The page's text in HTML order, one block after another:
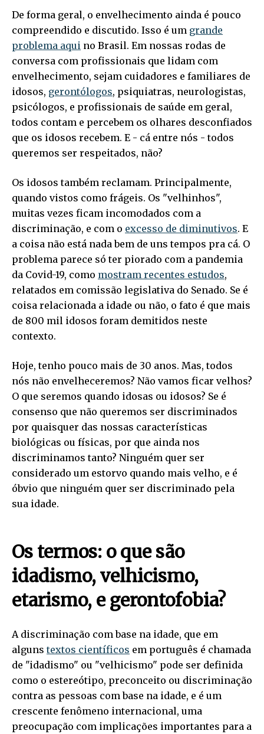
De forma geral, o envelhecimento ainda é pouco
compreendido e discutido. Isso é um grande
problema aqui no Brasil. Em nossas rodas de
conversa com profissionais que lidam com
envelhecimento, sejam cuidadores e familiares de
idosos, gerontólogos, psiquiatras, neurologistas,
psicólogos, e profissionais de saúde em geral,
todos contam e percebem os olhares desconfiados
que os idosos recebem. E - cá entre nós - todos
queremos ser respeitados, não?
Os idosos também reclamam. Principalmente,
quando vistos como frágeis. Os "velhinhos",
muitas vezes ficam incomodados com a
discriminação, e com o excesso de diminutivos. E
a coisa não está nada bem de uns tempos pra cá. O
problema parece só ter piorado com a pandemia
da Covid-19, como mostram recentes estudos,
relatados em comissão legislativa do Senado. Se é
coisa relacionada a idade ou não, o fato é que mais
de 800 mil idosos foram demitidos neste
contexto.
Hoje, tenho pouco mais de 30 anos. Mas, todos
nós não envelheceremos? Não vamos ficar velhos?
O que seremos quando idosas ou idosos? Se é
consenso que não queremos ser discriminados
por quaisquer das nossas características
biológicas ou físicas, por que ainda nos
discriminamos tanto? Ninguém quer ser
considerado um estorvo quando mais velho, e é
óbvio que ninguém quer ser discriminado pela
sua idade.
Os termos: o que são
idadismo, velhicismo,
etarismo, e gerontofobia?
A discriminação com base na idade, que em
alguns textos científicos em português é chamada
de "idadismo" ou "velhicismo" pode ser definida
como o estereótipo, preconceito ou discriminação
contra as pessoas com base na idade, e é um
crescente fenômeno internacional, uma
preocupação com implicações importantes para a